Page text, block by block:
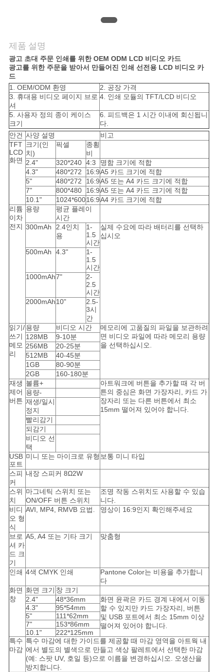
를
요
청
하
다
사
맵
PRIVACY
제품 설명
광고 초대 주문 인쇄를 위한 OEM ODM LCD 비디오 카드
광고를 위한 주문을 받아서 만들어진 인쇄 선전용 LCD 비디오 카
드
1. OEM/ODM 환영
2. 공장 가격
3. 휴대용 비디오 페이지 브로
셔
4. 인쇄 모듈의 TFT/LCD 비디오
5. 사용자 정의 종이 케이스
크기
6. 피드백은 1 시간 이내에 회신됩니
다.
안건 사양 설명
비고
TFT
LCD
화면
크기(인
치)
픽셀
종횡
비
2.4"
320*240 4:3
명함 크기에 적합
4.3"
480*272 16:9A5 카드 크기에 적합
5"
480*272 16:9A5 또는 A4 카드 크기에 적합
7"
800*480 16:9A5 또는 A4 카드 크기에 적합
10.1"
1024*60016:9A4 카드 크기에 적합
리튬
이차
전지
용량
평균 플레이
시간
300mAh
2.4인치
용
1-
1.5
시간
실제 수요에 따라 배터리를 선택하
십시오
500mAh 4.3"
1-
1.5
시간
1000mAh7"
2-
2.5
시간
2000mAh10"
2.5-
3시
간
읽기/
쓰기
메모
리
용량 비디오 시간
메모리에 고품질의 파일을 보관하려
면 비디오 파일에 따라 메모리 용량
을 선택하십시오.
128MB
9-10분
256MB
20-25분
512MB
40-45분
1GB
80-90분
2GB
160-180분
재생
제어
버튼
볼륨+
아트워크에 버튼을 추가할 때 각 버
튼의 중심은 화면 가장자리, 카드 가
장자리 또는 다른 버튼에서 최소
15mm 떨어져 있어야 합니다.
용량-
재생/일시
정지
빨리감기
되감기
비디오 선
택
USB
포트
미니 또는 마이크로 유형 보통 미니 타입
스피
커
내장 스피커 8Ω2W
스위
치
마그네틱 스위치 또는
ON/OFF 버튼 스위치
조명 작동 스위치도 사용할 수 있습
니다.
비디
오 형
식
AVI, MP4, RMVB 요법. 영상이 16:9인지 확인해주세요
브로
셔 카
드 크
기
A5, A4 또는 기타 크기 맞춤형
인쇄 4색 CMYK 인쇄
Pantone Color는 비용을 추가합니
다
화면
창
화면 크기 창 크기
2.4"
48*36mm
화면 윤곽은 카드 경계 내에서 이동
할 수 있지만 카드 가장자리, 버튼
및 USB 포트에서 최소 15mm 이상
떨어져 있어야 합니다.
4.3"
95*54mm
5"
111*62mm
7"
153*86mm
10.1"
222*125mm
특수
마감
특수 마감에 대한 가이드를 제공할 때 마감 영역을 아트웍 내
에서 별도의 별색으로 만들고 색상 팔레트에서 선택한 마감
(예: 스팟 UV, 호일 등)으로 이름을 변경하십시오. 오생산을
방지합니다.